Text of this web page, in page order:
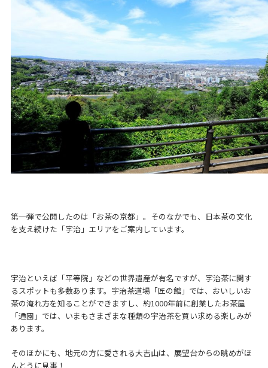
第一弾で公開したのは「お茶の京都」。そのなかでも、日本茶の文化
を支え続けた「宇治」エリアをご案内しています。
宇治といえば「平等院」などの世界遺産が有名ですが、宇治茶に関す
るスポットも多数あります。宇治茶道場「匠の館」では、おいしいお
茶の淹れ方を知ることができますし、約1000年前に創業したお茶屋
「通園」では、いまもさまざまな種類の宇治茶を買い求める楽しみが
あります。
そのほかにも、地元の方に愛される大吉山は、展望台からの眺めがほ
んとうに見事！